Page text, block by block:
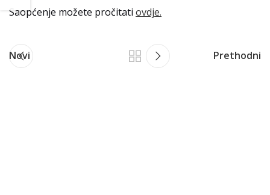
Saopćenje možete pročitati ovdje.
Novi Prethodni